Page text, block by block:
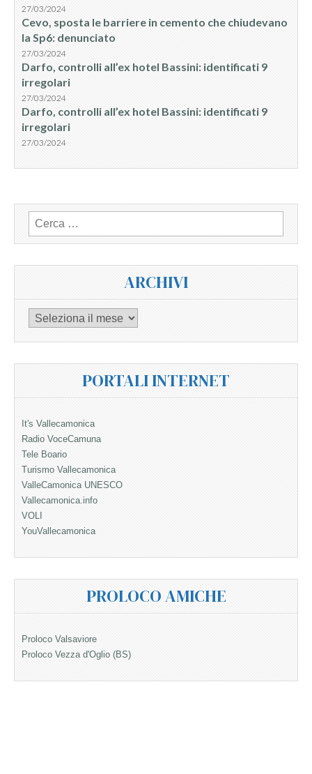
27/03/2024
Cevo, sposta le barriere in cemento che chiudevano
la Sp6: denunciato
27/03/2024
Darfo, controlli all’ex hotel Bassini: identificati 9
irregolari
27/03/2024
Darfo, controlli all’ex hotel Bassini: identificati 9
irregolari
27/03/2024
Ricerca
per:
ARCHIVI
Archivi
PORTALI INTERNET
It's Vallecamonica
Radio VoceCamuna
Tele Boario
Turismo Vallecamonica
ValleCamonica UNESCO
Vallecamonica.info
VOLI
YouVallecamonica
PROLOCO AMICHE
Proloco Valsaviore
Proloco Vezza d'Oglio (BS)